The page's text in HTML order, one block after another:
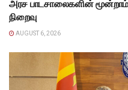
அரச பாடசாலைகளின்
நிறைவு
AUGUST 6, 2026